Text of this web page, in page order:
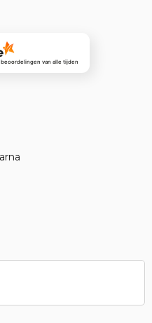
beoordelingenvan alle tijden